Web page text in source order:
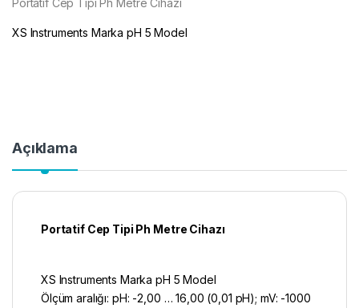
XS Instruments Marka pH 5 Model
Açıklama
Portatif Cep Tipi Ph Metre Cihazı
XS Instruments Marka pH 5 Model
Ölçüm aralığı: pH: -2,00 … 16,00 (0,01 pH); mV: -1000